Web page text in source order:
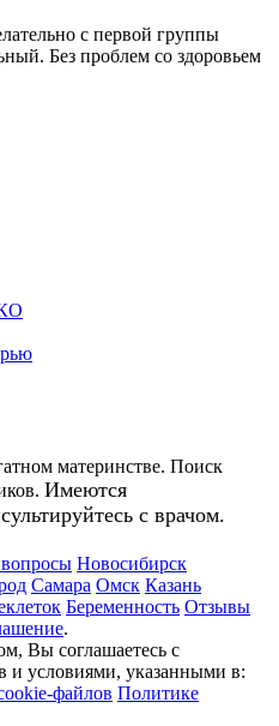
с первой группы
Без проблем со здоровьем
материнстве. Поиск
Имеются
с врачом.
Новосибирск
Самара Омск Казань
Беременность Отзывы
.
Вы соглашаетесь с
и условиями, указанными в:
файлов Политике